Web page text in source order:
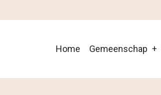
Main
Home Gemeenschap